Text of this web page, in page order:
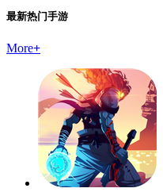
最新热门手游
More+